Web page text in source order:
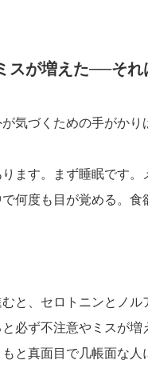
スが増えた──そ
気づくための手がかり
ます。まず睡眠です
何度も目が覚める。
と、セロトニンとノ
必ず不注意やミスが
と真面目で几帳面な